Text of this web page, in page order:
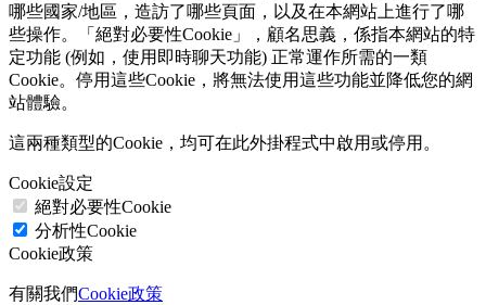
哪些國家/地區，造訪了哪些頁面，以及在本網站上進行了哪
些操作。「絕對必要性Cookie」，顧名思義，係指本網站的特
定功能 (例如，使用即時聊天功能) 正常運作所需的一類
Cookie。停用這些Cookie，將無法使用這些功能並降低您的網
站體驗。
這兩種類型的Cookie，均可在此外掛程式中啟用或停用。
Cookie設定
絕對必要性Cookie
分析性Cookie
Cookie政策
有關我們Cookie政策